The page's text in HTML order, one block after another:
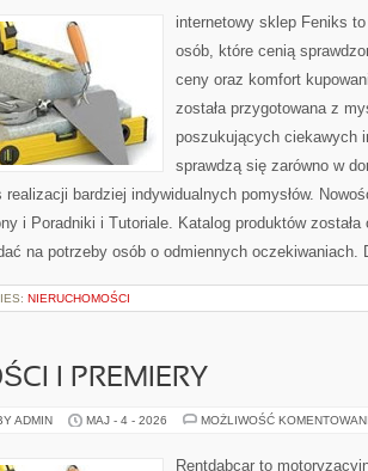
internetowy sklep Feniks
osób, które cenią
ceny oraz komfort
została przygotowana z
poszukujących ciekawych
sprawdzą się zarówno w
realizacji bardziej indywidualnych pomysłów.
i Poradniki i Tutoriale. Katalog produktów
na potrzeby osób o odmiennych
NIERUCHOMOŚCI
I PREMIERY
ADMIN MAJ - 4 - 2026 MOŻLIWOŚĆ
Rentdabcar to